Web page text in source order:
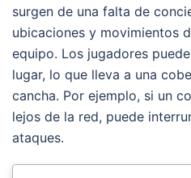
surgen de una falta de
ubicaciones y movimientos
equipo. Los jugadores
lugar, lo que lleva a una
cancha. Por ejemplo, si un
lejos de la red, puede
ataques.